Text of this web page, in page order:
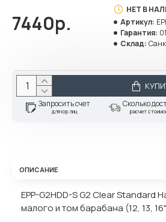
7440р.
НЕТ В
Артикул:
Гарантия:
Склад:
Запросить счет
для юр.лиц
Сколько
расчет
ОПИСАНИЕ
EPP-G2HDD-S G2 Clear Standard
малого и том барабана (12, 13,